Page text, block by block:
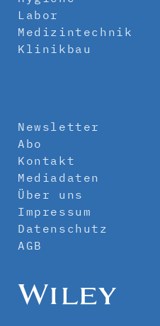
Labor
Medizintechnik
Klinikbau
Newsletter
Abo
Kontakt
Mediadaten
Über uns
Impressum
Datenschutz
AGB